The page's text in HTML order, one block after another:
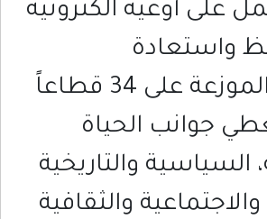
على أوعية الكترونية
واستعادة
المعلومات الموزعة على 34 قطاعاً
جوانب الحياة
السياسية والتاريخية
والثقافية